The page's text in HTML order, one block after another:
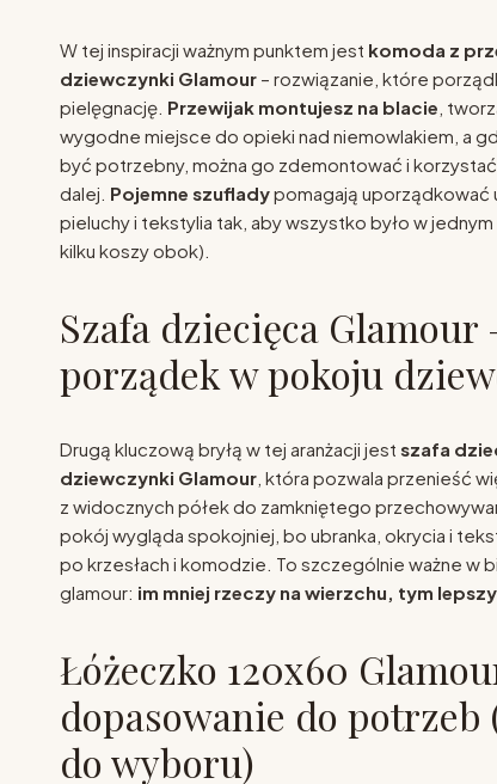
W tej inspiracji ważnym punktem jest komoda z
dziewczynki Glamour– rozwiązanie, które
pielęgnację. Przewijak montujesz na blacie ,
wygodne miejsce do opieki nad niemowlakiem, a
być potrzebny, można go zdemontować i
dalej. Pojemne szufladypomagają uporządkować
pieluchy i tekstylia tak, aby wszystko było w
kilku koszy obok).
Szafa dziecięca Glamour
porządek w pokoju
Drugą kluczową bryłą w tej aranżacji jest szafa
dziewczynki Glamour, która pozwala przenieść
z widocznych półek do zamkniętego
pokój wygląda spokojniej, bo ubranka, okrycia i
po krzesłach i komodzie. To szczególnie ważne w
glamour: im mniej rzeczy na wierzchu, tym
Łóżeczko 120x60
dopasowanie do potrzeb
do wyboru)